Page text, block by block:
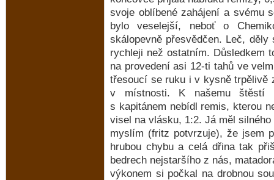
svoje oblíbené zahájení a svému
bylo veselejší, neboť o
skálopevně přesvědčen. Leč,
rychleji než ostatním. Důsledkem
na provedení asi 12-ti tahů ve
třesoucí se ruku i v kysně trpělivě
v místnosti. K našemu štěstí
s kapitánem nebídl remis, kterou
visel na vlásku, 1:2. Já měl
myslím (fritz potvrzuje), že jsem
hrubou chybu a celá dřina tak
bedrech nejstaršího z nás,
výkonem si počkal na drobnou